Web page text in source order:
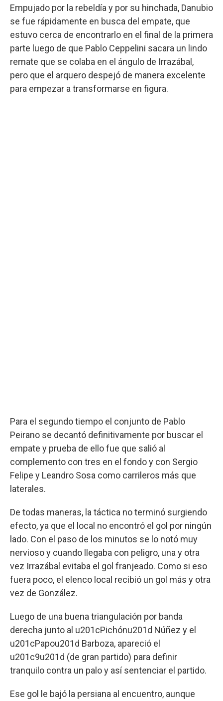
Empujado por la rebeldía y por su hinchada, Danubio
se fue rápidamente en busca del empate, que
estuvo cerca de encontrarlo en el final de la primera
parte luego de que Pablo Ceppelini sacara un lindo
remate que se colaba en el ángulo de Irrazábal,
pero que el arquero despejó de manera excelente
para empezar a transformarse en figura.
Para el segundo tiempo el conjunto de Pablo
Peirano se decantó definitivamente por buscar el
empate y prueba de ello fue que salió al
complemento con tres en el fondo y con Sergio
Felipe y Leandro Sosa como carrileros más que
laterales.
De todas maneras, la táctica no terminó surgiendo
efecto, ya que el local no encontró el gol por ningún
lado. Con el paso de los minutos se lo notó muy
nervioso y cuando llegaba con peligro, una y otra
vez Irrazábal evitaba el gol franjeado. Como si eso
fuera poco, el elenco local recibió un gol más y otra
vez de González.
Luego de una buena triangulación por banda
derecha junto al u201cPichónu201d Núñez y el
u201cPapou201d Barboza, apareció el
u201c9u201d (de gran partido) para definir
tranquilo contra un palo y así sentenciar el partido.
Ese gol le bajó la persiana al encuentro, aunque